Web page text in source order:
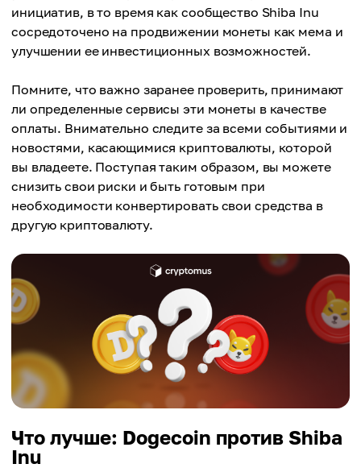
инициатив, в то время как сообщество Shiba Inu
сосредоточено на продвижении монеты как мема и
улучшении ее инвестиционных возможностей.
Помните, что важно заранее проверить, принимают
ли определенные сервисы эти монеты в качестве
оплаты. Внимательно следите за всеми событиями и
новостями, касающимися криптовалюты, которой
вы владеете. Поступая таким образом, вы можете
снизить свои риски и быть готовым при
необходимости конвертировать свои средства в
другую криптовалюту.
Что лучше: Dogecoin против Shiba
Inu